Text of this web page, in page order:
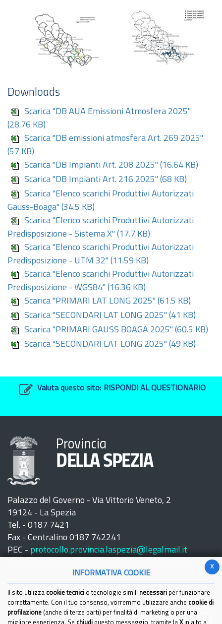
Downloads
Scarica "DB AUA Emissioni Atmosfera 2025"
(28.76 KB)
Scarica "DB emissioni atmosfera Art. 269 2025"
(57 KB)
Scarica "DB Impianti Art. 208 2025" (16.64 KB)
Scarica "DB Impianti Art. 216 2025" (68 KB)
Scarica "Elenco scarichi Produttivi Autorizzati
Gauss-Boaga" (34.5 KB)
Scarica "Elenco scarichi Produttivi Autorizzati
Predisposizione - Sistema X" (17.7 KB)
Scarica "Elenco scarichi Produttivi Autorizzati
Predisposizione - UTM 32" (11.59 KB)
Scarica "Elenco scarichi Produttivi Autorizzati
Predisposizione - WGS84" (16.36 KB)
Scarica "PRIMARI LAT LONG 2025" (61.5 KB)
Scarica "SECONDARI LAT LONG 2025" (41 KB)
Scarica "PRIMARI GAUSS BOAGA 2025" (60.5 KB)
Scarica "SECONDARI LAT LONG 2025" (49 KB)
Valuta questo sito: RISPONDI AL QUESTIONARIO
Provincia
DELLA SPEZIA
Palazzo del Governo - Via Vittorio Veneto, 2
19124 - La Spezia
Tel. - 0187 7421
Fax - Centralino 0187 742241
PEC - protocollo.provincia.laspezia@legalmail.it
Seguici su:
x
INFORMATIVA COOKIE
Il sito utilizza cookie tecnici o tecnologie simili necessari per funzionare
correttamente. Con il tuo consenso, vorremmo utilizzare anche cookie di
profilazione (anche di terze parti) per finalità di marketing o per una